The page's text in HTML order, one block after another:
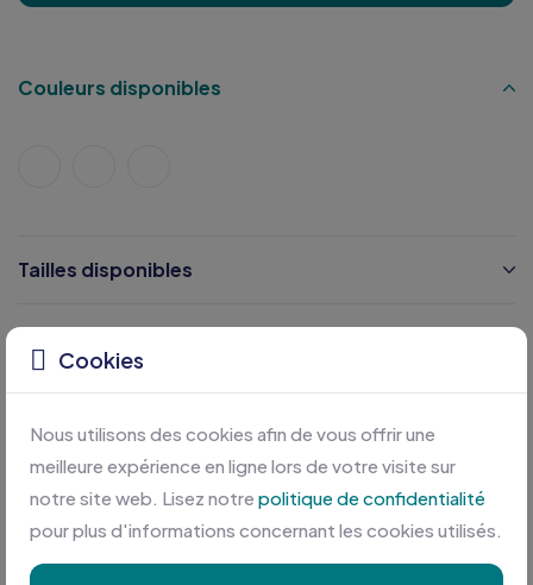
Couleurs disponibles
Tailles disponibles
Cookies
Nous utilisons des cookies afin de vous offrir une
meilleure expérience en ligne lors de votre visite sur
notre site web. Lisez notre politique de confidentialité
pour plus d'informations concernant les cookies utilisés.